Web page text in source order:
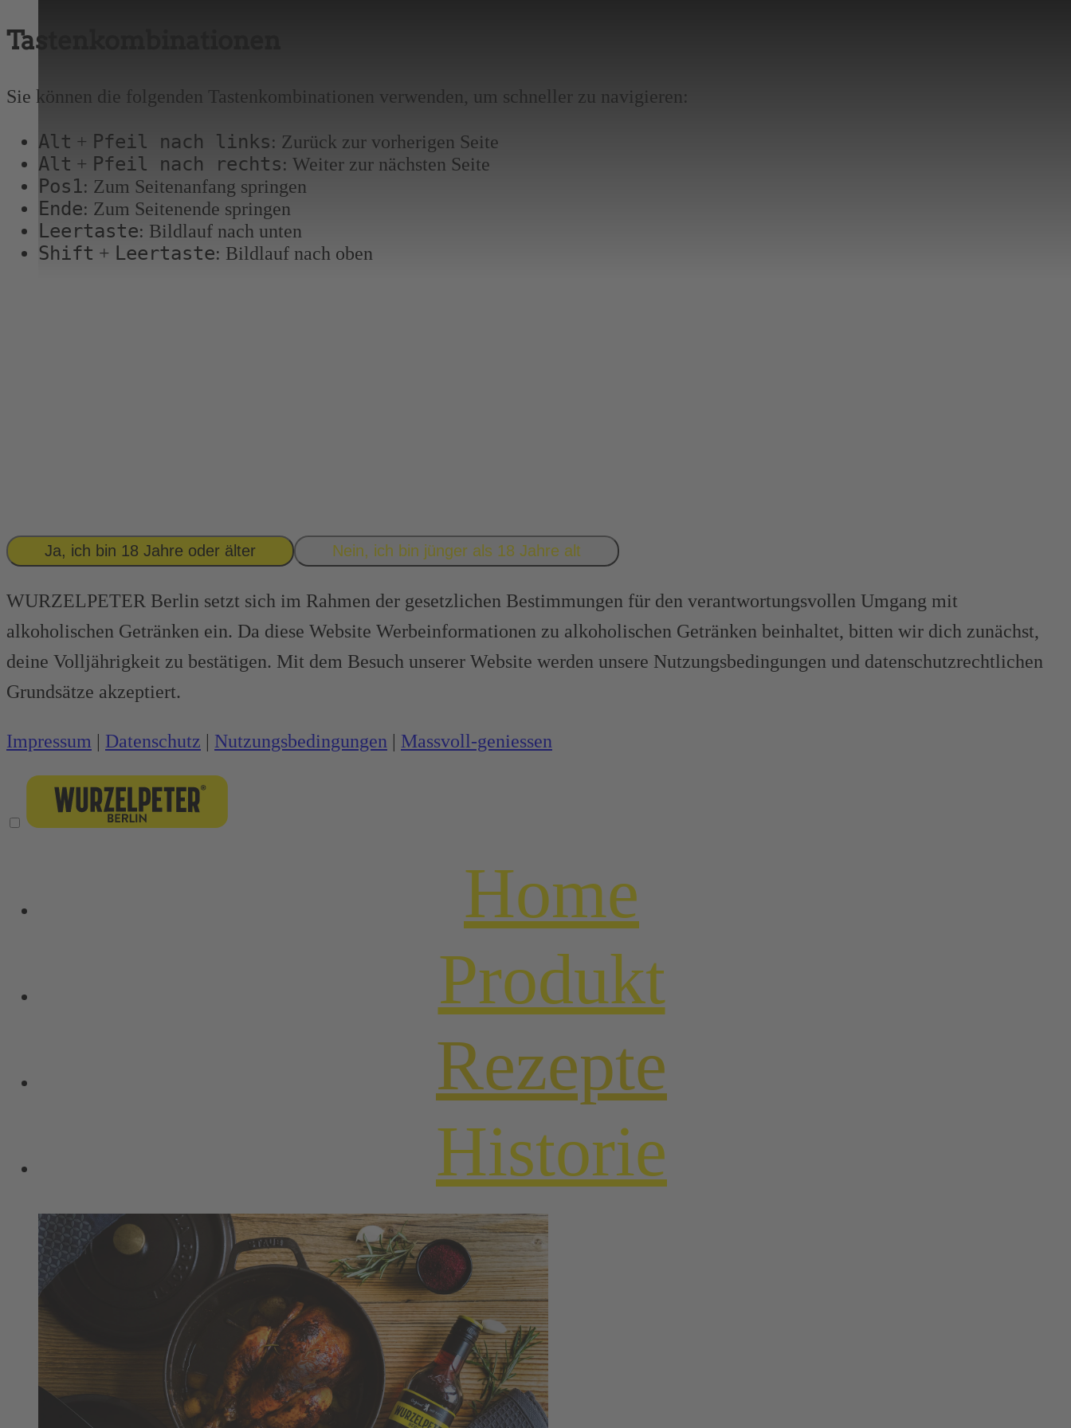
Tastenkombinationen
Sie können die folgenden Tastenkombinationen verwenden, um schneller zu navigieren:
Alt + Pfeil nach links: Zurück zur vorherigen Seite
Alt + Pfeil nach rechts: Weiter zur nächsten Seite
Pos1: Zum Seitenanfang springen
Ende: Zum Seitenende springen
Leertaste: Bildlauf nach unten
Shift + Leertaste: Bildlauf nach oben
Ja, ich bin 18 Jahre oder älter Nein, ich bin jünger als 18 Jahre alt
WURZELPETER Berlin setzt sich im Rahmen der gesetzlichen Bestimmungen für den verantwortungsvollen Umgang mit
alkoholischen Getränken ein. Da diese Website Werbeinformationen zu alkoholischen Getränken beinhaltet, bitten wir dich zunächst,
deine Volljährigkeit zu bestätigen. Mit dem Besuch unserer Website werden unsere Nutzungsbedingungen und datenschutzrechtlichen
Grundsätze akzeptiert.
Impressum | Datenschutz | Nutzungsbedingungen | Massvoll-geniessen
Home
Produkt
Rezepte
Historie